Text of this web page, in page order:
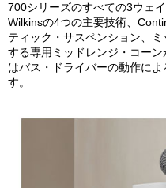
700シリーズのすべての3ウェ
Wilkinsの4つの主要技術、
ティック・サスペンション、
する専用ミッドレンジ・コー
はバス・ドライバーの動作に
す。